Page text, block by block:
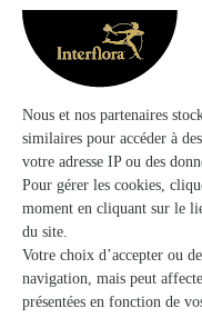
L’atelier de Coquelicot
Casseneuil
★ ★★★ ★4.8 (60)
4, rue Grande
Voir la boutique